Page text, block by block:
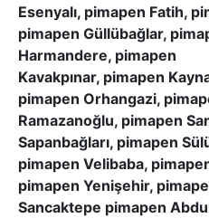
Esenyalı, pimapen Fatih,
pimapen Güllübağlar,
Harmandere, pimapen
Kavakpınar, pimapen
pimapen Orhangazi,
Ramazanoğlu, pimapen
Sapanbağları, pimapen
pimapen Velibaba,
pimapen Yenişehir,
Sancaktepe pimapen